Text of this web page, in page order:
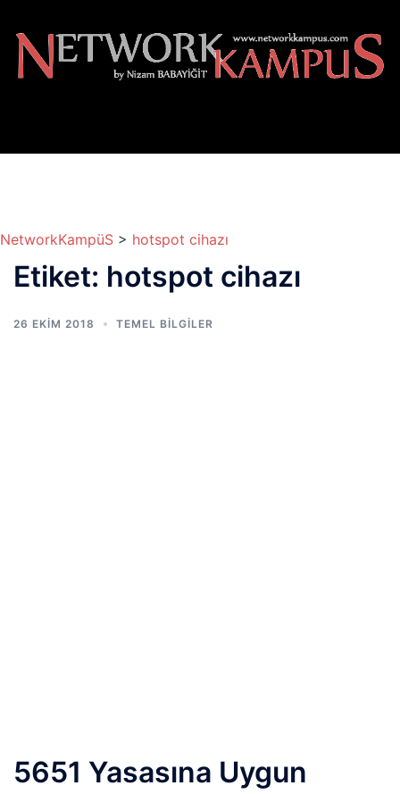
atla
NetworkKampüS > hotspot cihazı
Etiket: hotspot cihazı
26 EKIM 2018 TEMEL BİLGİLER
5651 Yasasına Uygun